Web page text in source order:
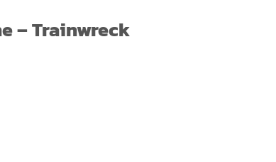
– Trainwreck